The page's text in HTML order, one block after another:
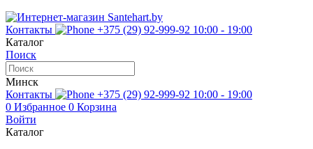
Контакты +375 (29) 92-999-92 10:00 - 19:00
Каталог
Поиск
Минск
Контакты
+375 (29) 92-999-92 10:00 - 19:00
0 Избранное 0 Корзина
Войти
Каталог